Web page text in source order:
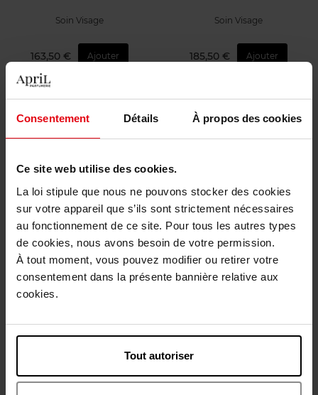
Consentement Détails À propos des cookies
Ce site web utilise des cookies.
La loi stipule que nous ne pouvons stocker des cookies
sur votre appareil que s’ils sont strictement nécessaires
au fonctionnement de ce site. Pour tous les autres types
de cookies, nous avons besoin de votre permission.
À tout moment, vous pouvez modifier ou retirer votre
consentement dans la présente bannière relative aux
cookies.
Tout autoriser
Soin Visage
163,50 € Ajouter
Soin Visage
185,50 € Ajouter
CLARINS
Nutri-Lumière Lotion de
jeunesse retexturisante
Lotion
38,00 €
Exclusivité Web
STENDHAL
Pur Luxe La Cure Divine